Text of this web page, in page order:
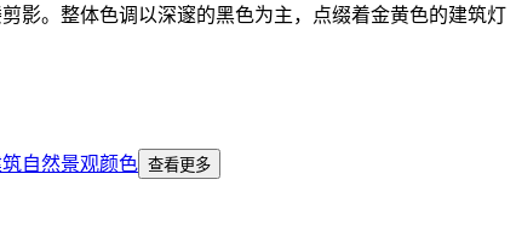
影。整体色调以深邃的黑色为主，点缀着金黄色的建筑灯
自然景观颜色 查看更多